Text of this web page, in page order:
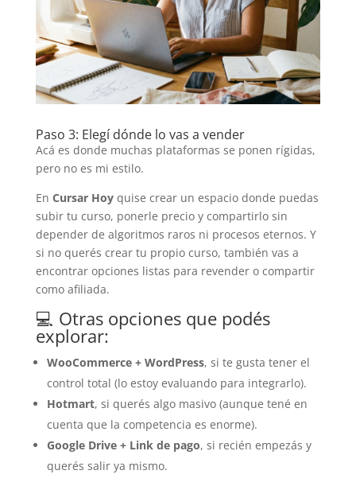
Paso 3: Elegí dónde lo vas a vender
Acá es donde muchas plataformas se ponen rígidas,
pero no es mi estilo.
En Cursar Hoyquise crear un espacio donde puedas
subir tu curso, ponerle precio y compartirlo sin
depender de algoritmos raros ni procesos eternos. Y
si no querés crear tu propio curso, también vas a
encontrar opciones listas para revender o compartir
como afiliada.
💻 Otras opciones que podés
explorar:
WooCommerce + WordPress, si te gusta tener el
control total (lo estoy evaluando para integrarlo).
Hotmart, si querés algo masivo (aunque tené en
cuenta que la competencia es enorme).
Google Drive + Link de pago, si recién empezás y
querés salir ya mismo.